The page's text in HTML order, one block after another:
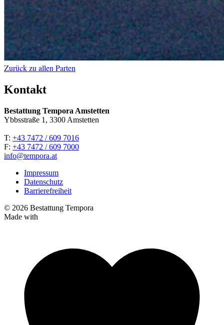
Zurück zu allen Parten
Kontakt
Bestattung Tempora Amstetten
Ybbsstraße 1, 3300 Amstetten
T: +43 7472 / 609 7016
F: +43 7472 / 609 7000
info@tempora.at
Impressum
Datenschutz
Barrierefreiheit
© 2026 Bestattung Tempora
Made with